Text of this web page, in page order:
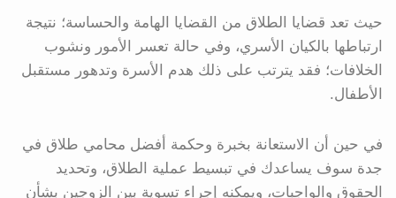
حيث تعد قضايا الطلاق من القضايا الهامة والحساسة؛ نتيجة
ارتباطها بالكيان الأسري، وفي حالة تعسر الأمور ونشوب
الخلافات؛ فقد يترتب على ذلك هدم الأسرة وتدهور مستقبل
الأطفال.
في حين أن الاستعانة بخبرة وحكمة أفضل محامي طلاق في
جدة سوف يساعدك في تبسيط عملية الطلاق، وتحديد
الحقوق والواجبات، ويمكنه إجراء تسوية بين الزوجين بشأن